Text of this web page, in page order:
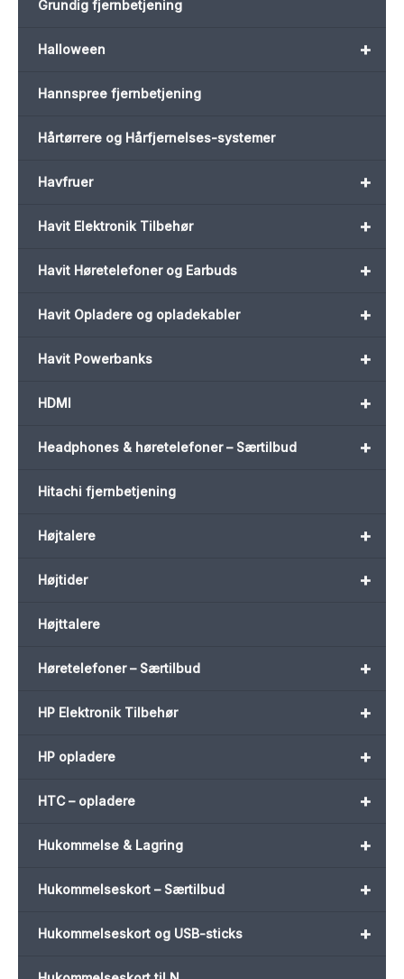
Grundig fjernbetjening
+
Halloween
Hannspree fjernbetjening
Hårtørrere og Hårfjernelses-systemer
+
Havfruer
+
Havit Elektronik Tilbehør
+
Havit Høretelefoner og Earbuds
+
Havit Opladere og opladekabler
+
Havit Powerbanks
+
HDMI
+
Headphones & høretelefoner – Særtilbud
Hitachi fjernbetjening
+
Højtalere
+
Højtider
Højttalere
+
Høretelefoner – Særtilbud
+
HP Elektronik Tilbehør
+
HP opladere
+
HTC – opladere
+
Hukommelse & Lagring
+
Hukommelseskort – Særtilbud
+
Hukommelseskort og USB-sticks